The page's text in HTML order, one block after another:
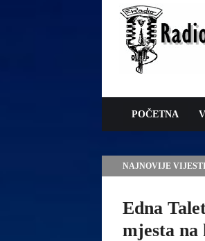
POČETNA
NAJNOVIJE VIJESTI
Edna
mjesta na